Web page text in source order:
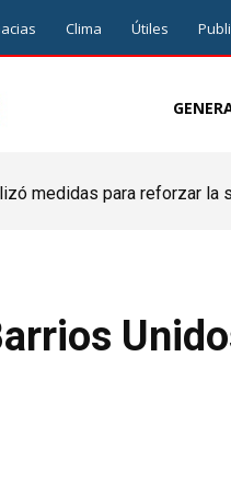
Clima Útiles
medidas para reforzar la